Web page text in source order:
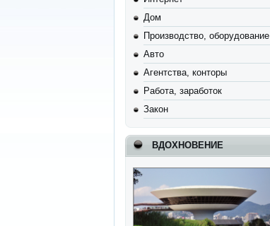
Дом
Производство, оборудование
Авто
Агентства, конторы
Работа, заработок
Закон
ВДОХНОВЕНИЕ